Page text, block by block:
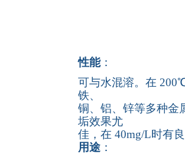
性能：
可与水混溶。在
铁、
铜、铝、锌等多种金
垢效果尤
佳，在 40mg/L时有
用途：